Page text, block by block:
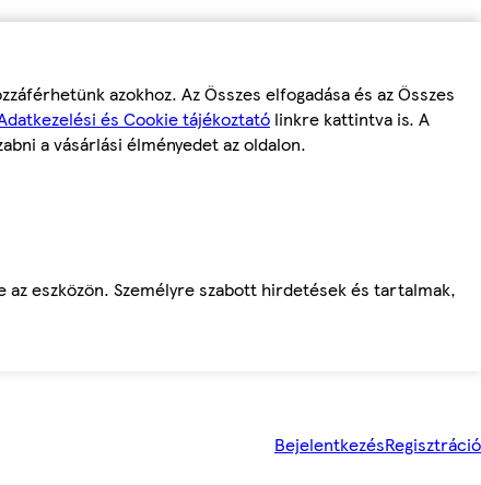
azokhoz. Az Összes elfogadása és az Összes
és Cookie tájékoztató linkre kattintva is. A
a vásárlási élményedet az oldalon.
eszközön. Személyre szabott hirdetések és tartalmak,
BejelentkezésRegisztráció